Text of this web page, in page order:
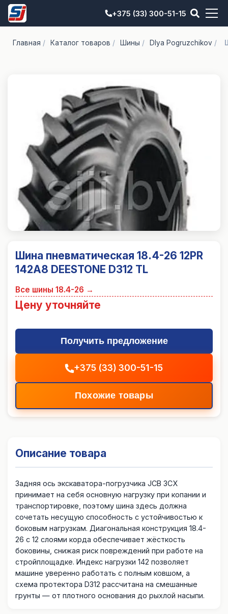
+375 (33) 300-51-15
Главная / Каталог товаров / Шины / Dlya Pogruzchikov /
Шина пневматическая 18.4-26 12PR
142A8 DEESTONE D312 TL
Все шины 18.4-26 →
Цену уточняйте
Получить предложение
+375 (33) 300-51-15
Похожие товары
Описание товара
Задняя ось экскаватора-погрузчика JCB 3CX
принимает на себя основную нагрузку при копании и
транспортировке, поэтому шина здесь должна
сочетать несущую способность с устойчивостью к
боковым нагрузкам. Диагональная конструкция 18.4-
26 с 12 слоями корда обеспечивает жёсткость
боковины, снижая риск повреждений при работе на
стройплощадке. Индекс нагрузки 142 позволяет
машине уверенно работать с полным ковшом, а
схема протектора D312 рассчитана на смешанные
грунты — от плотного основания до рыхлой насыпи.